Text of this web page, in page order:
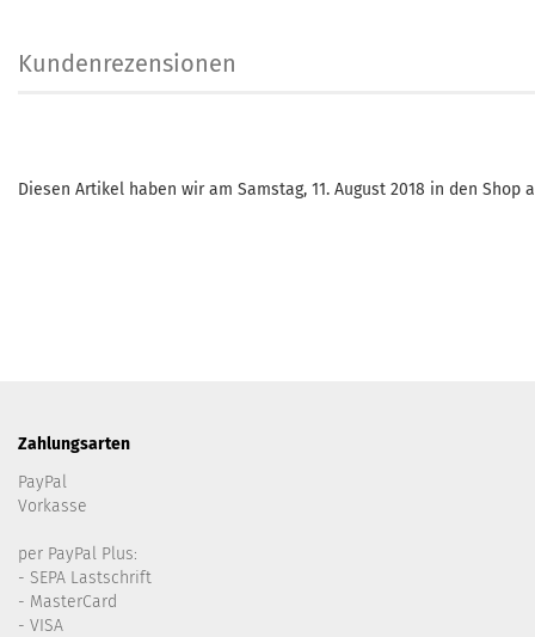
Kundenrezensionen
Diesen Artikel haben wir am Samstag, 11. August 2018 in den Shop
Zahlungsarten
PayPal
Vorkasse
per PayPal Plus:
- SEPA Lastschrift
- MasterCard
- VISA